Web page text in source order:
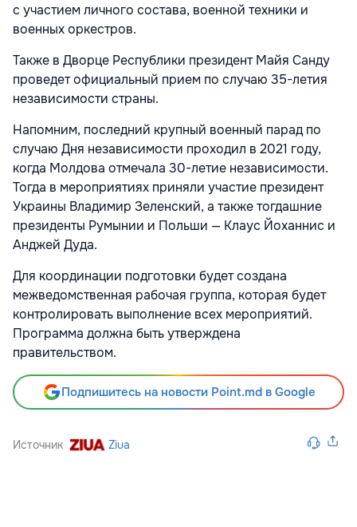
с участием личного состава, военной техники и
военных оркестров.
Также в Дворце Республики президент Майя Санду
проведет официальный прием по случаю 35-летия
независимости страны.
Напомним, последний крупный военный парад по
случаю Дня независимости проходил в 2021 году,
когда Молдова отмечала 30-летие независимости.
Тогда в мероприятиях приняли участие президент
Украины Владимир Зеленский, а также тогдашние
президенты Румынии и Польши — Клаус Йоханнис и
Анджей Дуда.
Для координации подготовки будет создана
межведомственная рабочая группа, которая будет
контролировать выполнение всех мероприятий.
Программа должна быть утверждена
правительством.
Подпишитесь на новости Point.md в Google
Источник Ziua